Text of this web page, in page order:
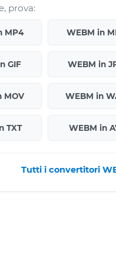
prova:
MP4 WEBM in
GIF WEBM in
MOV WEBM in
TXT WEBM in
Tutti i convertitori